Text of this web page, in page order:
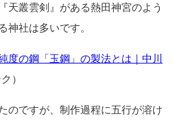
天叢雲剣』がある熱田神宮のよう
神社は多いです。
度の鋼「玉鋼」の製法とは｜中川
）
のですが、制作過程に五行が溶け